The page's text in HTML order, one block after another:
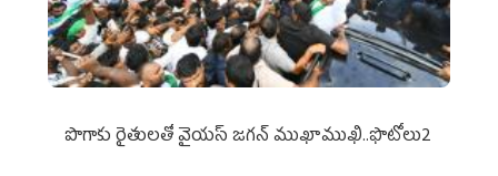
పొగాకు రైతుల‌తో వైయ‌స్ జ‌గ‌న్ ముఖాముఖి..ఫొటోలు2